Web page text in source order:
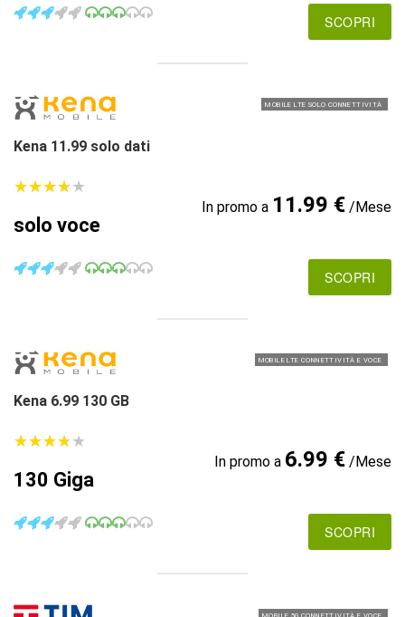
SCOPRI
MOBILE LTE SOLO CONNETTIVITÀ
Kena 11.99 solo dati
★★★★★
★★★★★
solo voce
In promo a 11.99 €/Mese
SCOPRI
MOBILE LTE CONNETTIVITÀ E VOCE
Kena 6.99 130 GB
★★★★★
★★★★★
130 Giga
In promo a 6.99 €/Mese
SCOPRI
MOBILE 5G CONNETTIVITÀ E VOCE